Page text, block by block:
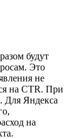
будут
Это
не
на CTR. При
Для Яндекса
на